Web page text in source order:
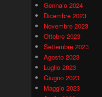
Gennaio 2024
Dicembre 2023
Novembre 2023
Ottobre 2023
Settembre 2023
Agosto 2023
Luglio 2023
Giugno 2023
Maggio 2023